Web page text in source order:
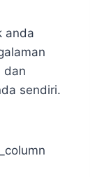
anda
dan
sendiri.